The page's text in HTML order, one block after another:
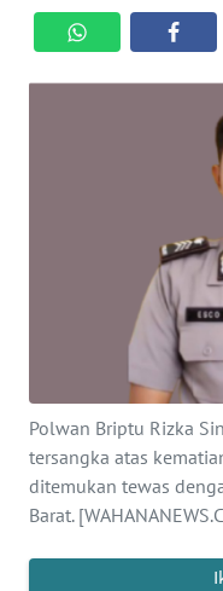
Polwan Briptu Rizka
tersangka atas
ditemukan tewas
Barat.
KRIMINAL
EKUIN
INTERNASIONAL
PENDIDIKAN
OLAHRAGA
OPINI